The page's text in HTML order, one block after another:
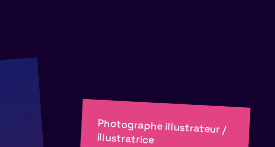
Photographe illustrateur /
illustratrice